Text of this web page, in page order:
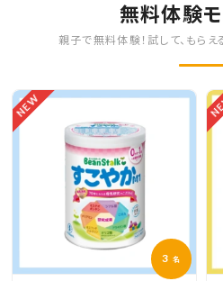
無料体験
親子で無料体験！試して、もら
NEW
3 名